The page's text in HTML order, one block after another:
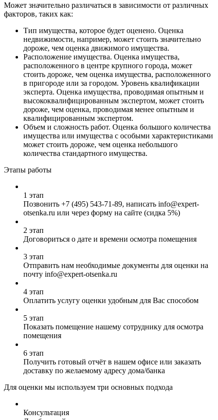
Может значительно различаться в зависимости от различных
факторов, таких как:
Тип имущества, которое будет оценено. Оценка
недвижимости, например, может стоить значительно
дороже, чем оценка движимого имущества.
Расположение имущества. Оценка имущества,
расположенного в центре крупного города, может
стоить дороже, чем оценка имущества, расположенного
в пригороде или за городом. Уровень квалификации
эксперта. Оценка имущества, проводимая опытным и
высококвалифицированным экспертом, может стоить
дороже, чем оценка, проводимая менее опытным и
квалифицированным экспертом.
Объем и сложность работ. Оценка большого количества
имущества или имущества с особыми характеристиками
может стоить дороже, чем оценка небольшого
количества стандартного имущества.
Этапы работы
1 этап
Позвонить +7 (495) 543-71-89, написать info@expert-
otsenka.ru или через форму на сайте (сидка 5%)
2 этап
Договориться о дате и времени осмотра помещения
3 этап
Отправить нам необходимые документы для оценки на
почту info@expert-otsenka.ru
4 этап
Оплатить услугу оценки удобным для Вас способом
5 этап
Показать помещение нашему сотруднику для осмотра
помещения
6 этап
Получить готовый отчёт в нашем офисе или заказать
доставку по желаемому адресу дома/банка
Для оценки мы используем три основных подхода
Консультация